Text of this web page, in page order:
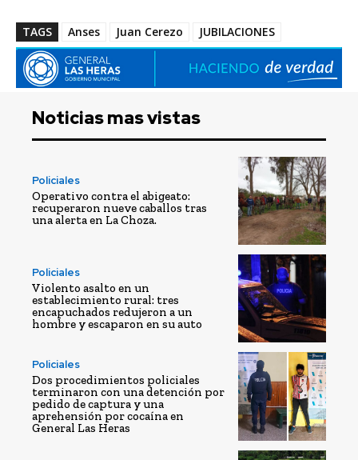
TAGS Anses Juan Cerezo JUBILACIONES
Noticias mas vistas
Policiales
Operativo contra el abigeato:
recuperaron nueve caballos tras
una alerta en La Choza.
Policiales
Violento asalto en un
establecimiento rural: tres
encapuchados redujeron a un
hombre y escaparon en su auto
Policiales
Dos procedimientos policiales
terminaron con una detención por
pedido de captura y una
aprehensión por cocaína en
General Las Heras